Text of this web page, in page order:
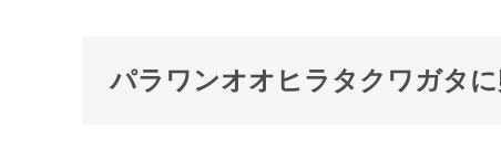
パラワンオオヒラタクワガタ